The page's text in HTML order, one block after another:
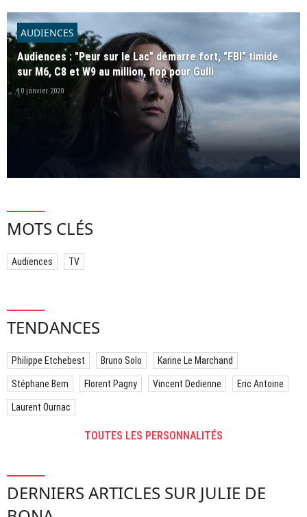
AUDIENCES
Audiences : "Peur sur le Lac" démarre fort, "FBI" timide
sur M6, C8 et W9 au million, flop pour Gulli
10 janvier 2020
MOTS CLÉS
Audiences TV
TENDANCES
Philippe Etchebest Bruno Solo Karine Le Marchand
Stéphane Bern Florent Pagny Vincent Dedienne Eric Antoine
Laurent Ournac
TOUTES LES PERSONNALITÉS
DERNIERS ARTICLES SUR JULIE DE